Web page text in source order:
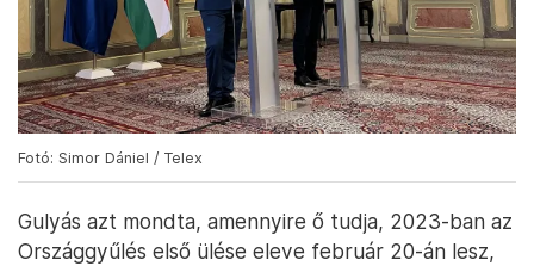
Fotó: Simor Dániel / Telex
Gulyás azt mondta, amennyire ő tudja, 2023-ban az
Országgyűlés első ülése eleve február 20-án lesz,